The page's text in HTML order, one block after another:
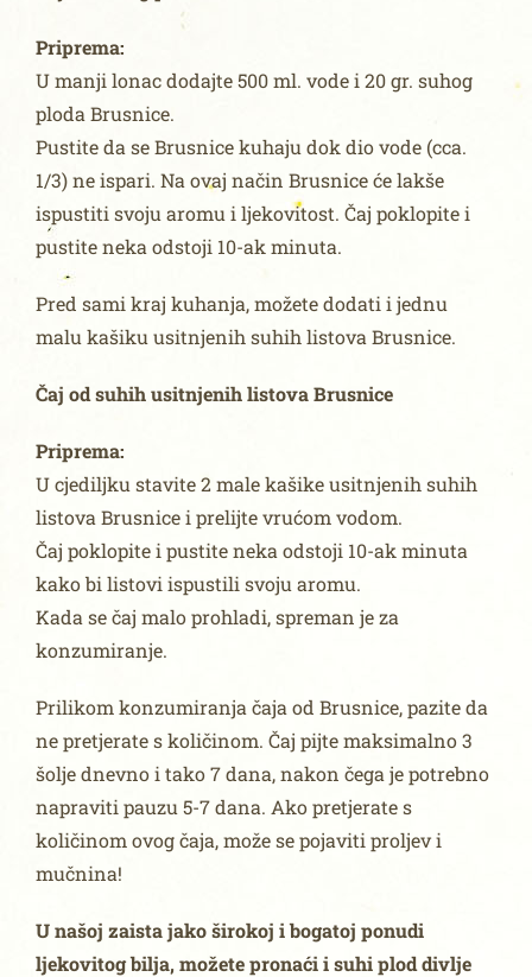
Priprema:
U manji lonac dodajte 500 ml. vode i 20 gr. suhog
ploda Brusnice.
Pustite da se Brusnice kuhaju dok dio vode (cca.
1/3) ne ispari. Na ovaj način Brusnice će lakše
ispustiti svoju aromu i ljekovitost. Čaj poklopite i
pustite neka odstoji 10-ak minuta.
Pred sami kraj kuhanja, možete dodati i jednu
malu kašiku usitnjenih suhih listova Brusnice.
Čaj od suhih usitnjenih listova Brusnice
Priprema:
U cjediljku stavite 2 male kašike usitnjenih suhih
listova Brusnice i prelijte vrućom vodom.
Čaj poklopite i pustite neka odstoji 10-ak minuta
kako bi listovi ispustili svoju aromu.
Kada se čaj malo prohladi, spreman je za
konzumiranje.
Prilikom konzumiranja čaja od Brusnice, pazite da
ne pretjerate s količinom. Čaj pijte maksimalno 3
šolje dnevno i tako 7 dana, nakon čega je potrebno
napraviti pauzu 5-7 dana. Ako pretjerate s
količinom ovog čaja, može se pojaviti proljev i
mučnina!
U našoj zaista jako širokoj i bogatoj ponudi
ljekovitog bilja, možete pronaći i suhi plod divlje